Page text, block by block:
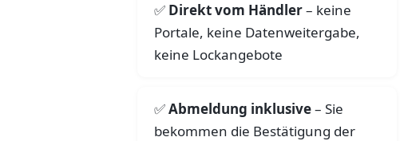
Direkt vom Händler– keine
Portale, keine Datenweitergabe,
keine Lockangebote
Abmeldung inklusive– Sie
bekommen die Bestätigung der